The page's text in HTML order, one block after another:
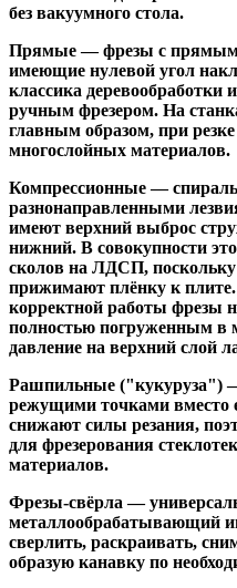
без вакуумного стола.
Прямые— фрезы с
имеющие нулевой угол
классика
ручным фрезером. На
главным образом, при
многослойных материалов.
Компрессионные—
разнонаправленными
имеют верхний выброс
нижний. В совокупности
сколов на ЛДСП,
прижимают плёнку к
корректной работы фрезы
полностью погруженным в
давление на верхний слой
Рашпильные ("кукуруза")
режущими точками вместо
снижают силы резания,
для фрезерования
материалов.
Фрезы-свёрла —
металлообрабатывающий
сверлить, раскраивать,
образую канавку по